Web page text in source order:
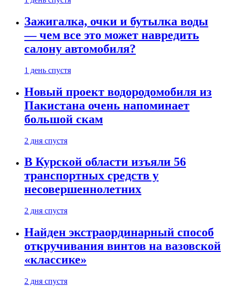
Зажигалка, очки и бутылка воды
— чем все это может навредить
салону автомобиля?
1 день спустя
Новый проект водородомобиля из
Пакистана очень напоминает
большой скам
2 дня спустя
В Курской области изъяли 56
транспортных средств у
несовершеннолетних
2 дня спустя
Найден экстраординарный способ
откручивания винтов на вазовской
«классике»
2 дня спустя